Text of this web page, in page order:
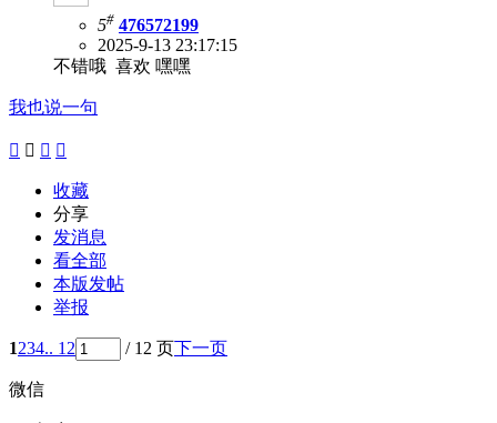
5# 476572199
2025-9-13 23:17:15
不错哦 喜欢 嘿嘿
我也说一句
   
收藏
分享
发消息
看全部
本版发帖
举报
1234.. 12 / 12 页下一页
微信